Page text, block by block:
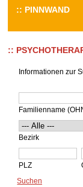
PINNWAND
Informationen zur
Familienname
Bezirk
PLZ